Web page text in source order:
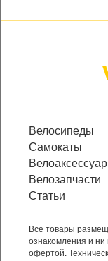
Велосипеды
Самокаты
Велозапчасти
Статьи
Все товары
ознакомления и ни
офертой.